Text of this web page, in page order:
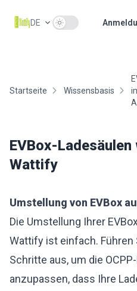
DE Use setting
Startseite Wissensbasis
EVBox-Ladesäulen
Wattify
Umstellung von EVBox
Die Umstellung Ihrer
Wattify ist einfach. Führen
Schritte aus, um die
anzupassen, dass Ihre